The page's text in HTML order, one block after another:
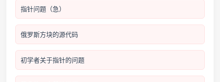
指针问题（急）
俄罗斯方块的源代码
初学者关于指针的问题